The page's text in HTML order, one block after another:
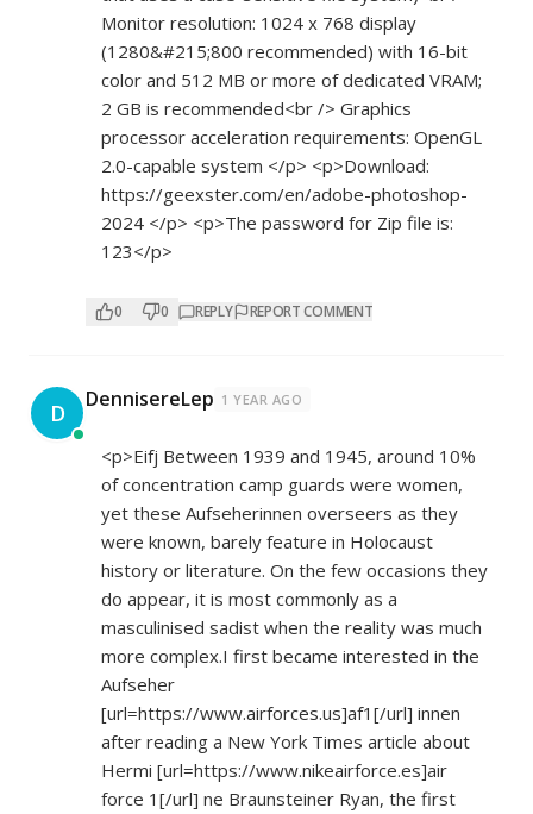
Monitor resolution: 1024 x 768 display
(1280&#215;800 recommended) with 16-bit
color and 512 MB or more of dedicated VRAM;
2 GB is recommended<br /> Graphics
processor acceleration requirements: OpenGL
2.0-capable system </p> <p>Download:
https://geexster.com/en/adobe-photoshop-
2024 </p> <p>The password for Zip file is:
123</p>
0 0 REPLY REPORT COMMENT
D DennisereLep 1 YEAR AGO
<p>Eifj Between 1939 and 1945, around 10%
of concentration camp guards were women,
yet these Aufseherinnen overseers as they
were known, barely feature in Holocaust
history or literature. On the few occasions they
do appear, it is most commonly as a
masculinised sadist when the reality was much
more complex.I first became interested in the
Aufseher
[url=https://www.airforces.us]af1[/url] innen
after reading a New York Times article about
Hermi [url=https://www.nikeairforce.es]air
force 1[/url] ne Braunsteiner Ryan, the first